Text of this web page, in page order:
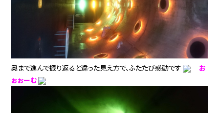
奥まで進んで振り返ると違った見え方で、ふたたび感動です
お
ぉぉーむ